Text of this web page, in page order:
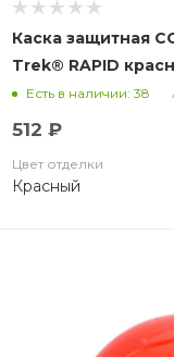
Каска защитная
Trek® RAPID
Есть в наличии: 38
512 ₽
Цвет отделки
Красный